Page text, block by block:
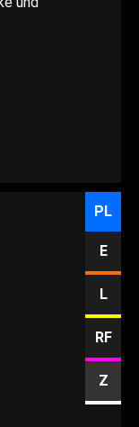
PL
E
L
RF
Z